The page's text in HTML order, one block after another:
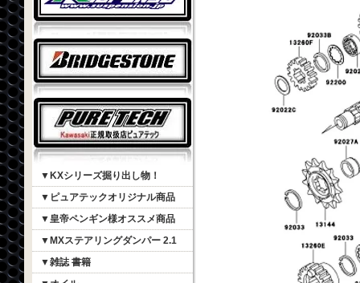
▼KXシリーズ掘り出し物！
▼ピュアテックオリジナル商品
▼皇帝ペンギン様オススメ商品
▼MXステアリングダンパー 2.1
▼雑誌 書籍